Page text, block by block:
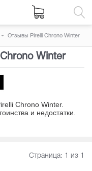
Отзывы Pirelli Chrono Winter
Winter
Chrono Winter.
и недостатки
Страница: 1 из 1